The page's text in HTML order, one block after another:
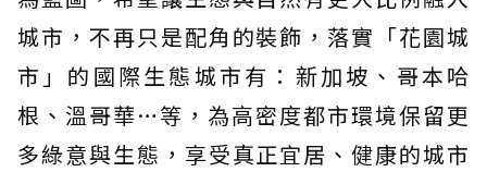
城市，不再只是配角的裝飾，落實「花園城
市」的國際生態城市有：新加坡、哥本哈
根、溫哥華…等，為高密度都市環境保留更
多綠意與生態，享受真正宜居、健康的城市